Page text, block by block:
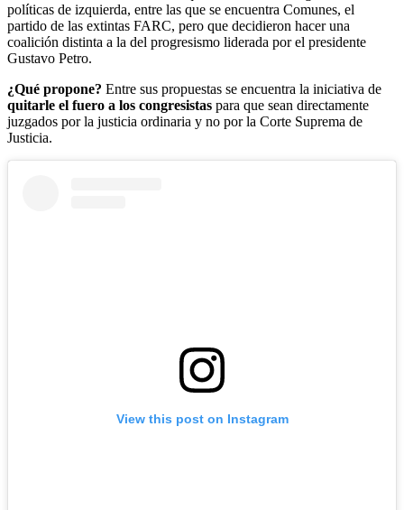
políticas de izquierda, entre las que se encuentra Comunes, el
partido de las extintas FARC, pero que decidieron hacer una
coalición distinta a la del progresismo liderada por el presidente
Gustavo Petro.
¿Qué propone? Entre sus propuestas se encuentra la iniciativa de
quitarle el fuero a los congresistas para que sean directamente
juzgados por la justicia ordinaria y no por la Corte Suprema de
Justicia.
View this post on Instagram